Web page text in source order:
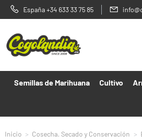
España +34 633 33 75 85
Semillas de Marihuana Cultivo
Inicio Cosecha. Secado y Conservación